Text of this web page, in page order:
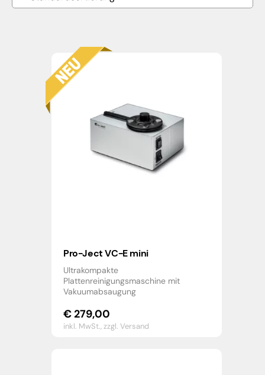
Pro-Ject VC-E mini
Ultrakompakte
Plattenreinigungsmaschine mit
Vakuumabsaugung
€279,00
inkl. MwSt.,zzgl. Versand